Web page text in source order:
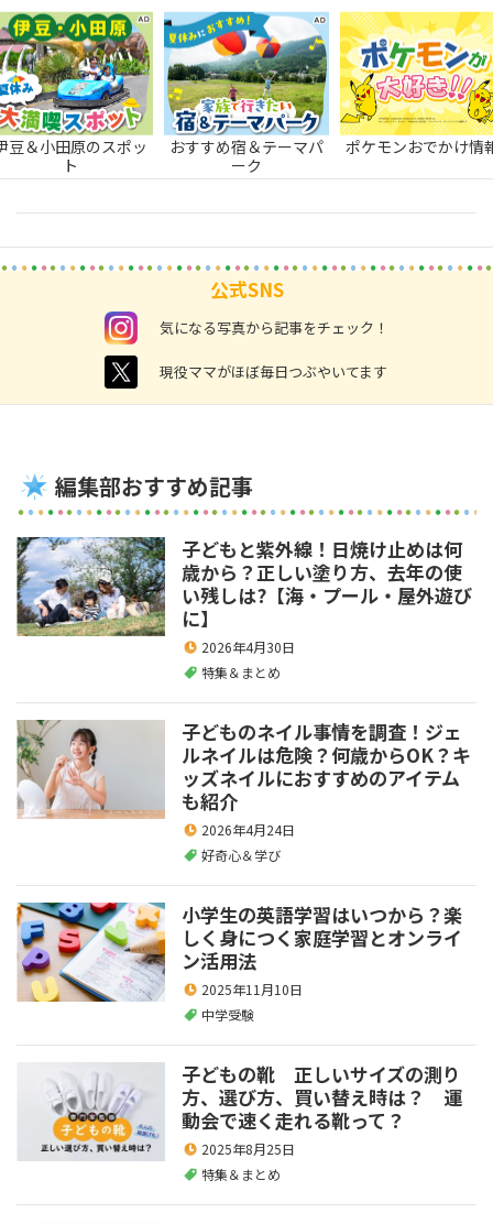
豆＆小田原のスポッ
ト
おすすめ宿＆テーマパ
ーク
ポケモンおでかけ情
公式SNS
instagram 気になる写真から記事をチェック！
twitter 現役ママがほぼ毎日つぶやいてます
編集部おすすめ記事
子どもと紫外線！日焼け止めは何
歳から？正しい塗り方、去年の使
い残しは?【海・プール・屋外遊び
に】
2026年4月30日
特集＆まとめ
子どものネイル事情を調査！ジェ
ルネイルは危険？何歳からOK？キ
ッズネイルにおすすめのアイテム
も紹介
2026年4月24日
好奇心＆学び
小学生の英語学習はいつから？楽
しく身につく家庭学習とオンライ
ン活用法
2025年11月10日
中学受験
子どもの靴 正しいサイズの測り
方、選び方、買い替え時は？ 運
動会で速く走れる靴って？
2025年8月25日
特集＆まとめ